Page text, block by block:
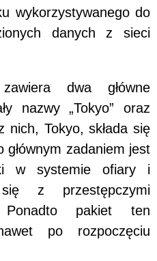
wykorzystywanego do
danych z sieci
dwa główne
nazwy „Tokyo” oraz
nich, Tokyo, składa się
głównym zadaniem jest
w systemie ofiary i
z przestępczymi
Ponadto pakiet ten
po rozpoczęciu